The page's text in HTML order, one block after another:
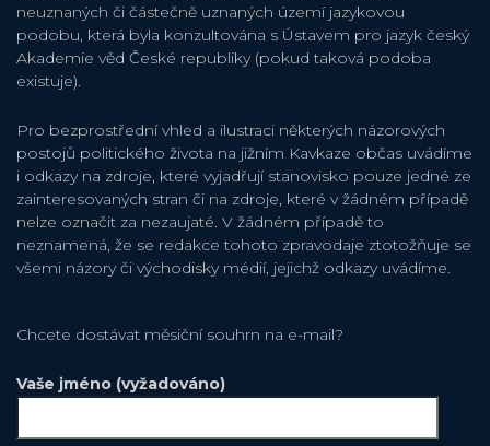
neuznaných či částečně uznaných území jazykovou
podobu, která byla konzultována s Ústavem pro jazyk český
Akademie věd České republiky (pokud taková podoba
existuje).
Pro bezprostřední vhled a ilustraci některých názorových
postojů politického života na jižním Kavkaze občas uvádíme
i odkazy na zdroje, které vyjadřují stanovisko pouze jedné ze
zainteresovaných stran či na zdroje, které v žádném případě
nelze označit za nezaujaté. V žádném případě to
neznamená, že se redakce tohoto zpravodaje ztotožňuje se
všemi názory či východisky médií, jejichž odkazy uvádíme.
Chcete dostávat měsiční souhrn na e-mail?
Vaše jméno (vyžadováno)